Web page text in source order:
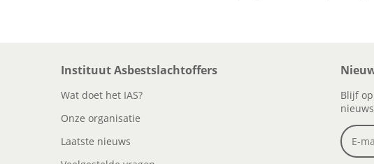
Instituut Asbestslachtoffers
Wat doet het IAS?
Onze organisatie
Laatste nieuws
Blijf